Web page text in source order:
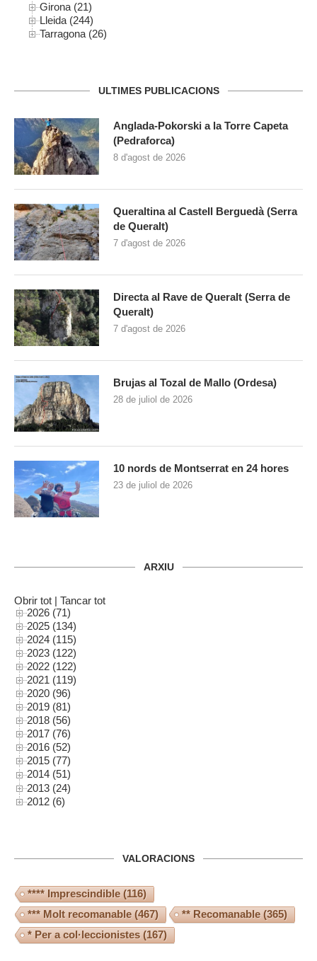
Girona (21)
Lleida (244)
Tarragona (26)
ULTIMES PUBLICACIONS
Anglada-Pokorski a la Torre Capeta
(Pedraforca)
8 d'agost de 2026
Queraltina al Castell Berguedà (Serra
de Queralt)
7 d'agost de 2026
Directa al Rave de Queralt (Serra de
Queralt)
7 d'agost de 2026
Brujas al Tozal de Mallo (Ordesa)
28 de juliol de 2026
10 nords de Montserrat en 24 hores
23 de juliol de 2026
ARXIU
Obrir tot | Tancar tot
2026 (71)
2025 (134)
2024 (115)
2023 (122)
2022 (122)
2021 (119)
2020 (96)
2019 (81)
2018 (56)
2017 (76)
2016 (52)
2015 (77)
2014 (51)
2013 (24)
2012 (6)
VALORACIONS
**** Imprescindible(116)
*** Molt recomanable(467) ** Recomanable(365)
* Per a col·leccionistes (167)